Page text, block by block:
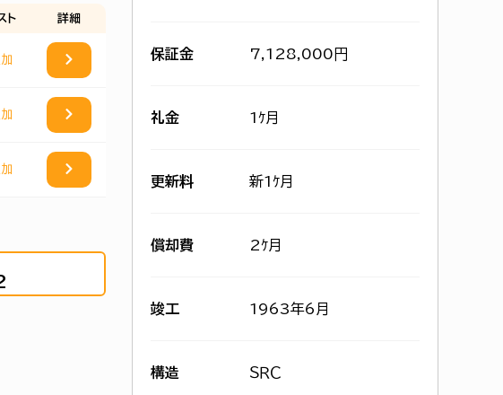
ト 詳細
保証金 7,128,000円
礼金 1ｹ月
更新料 新1ｹ月
償却費 2ｹ月
竣工 1963年6月
構造 ＳＲＣ